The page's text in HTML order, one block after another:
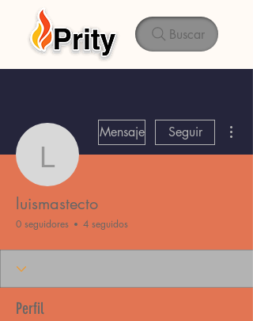
Buscar
luismastecto
Mensaje Seguir
luismastecto
0 seguidores 4 seguidos
Perfil